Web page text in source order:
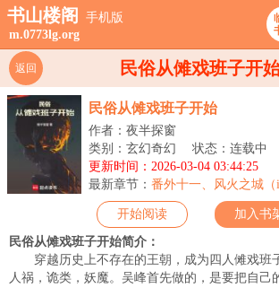
书山楼阁
手机版
m.0773lg.org
民俗从傩戏班子开
返回
民俗从傩戏班子开始
作者：夜半探窗
类别：玄幻奇幻
状态：连载中
更新时间：2026-03-04 03:44:25
最新章节： 番外十一、风火之城
线）
开始阅读
加入书
民俗从傩戏班子开始简介：
穿越历史上不存在的王朝，成为四人傩戏班
人祸，诡类，妖魔。吴峰首先做的，是要把自己